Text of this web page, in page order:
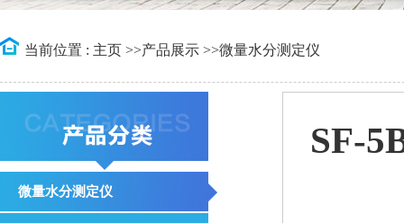
当前位置 : 主页 >>产品展示 >>微量水分测定仪
微量水分测定仪
SF-